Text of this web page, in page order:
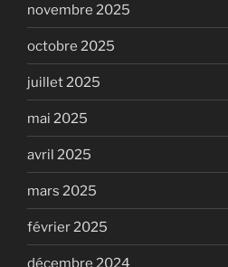
novembre 2025
octobre 2025
juillet 2025
mai 2025
avril 2025
mars 2025
février 2025
décembre 2024